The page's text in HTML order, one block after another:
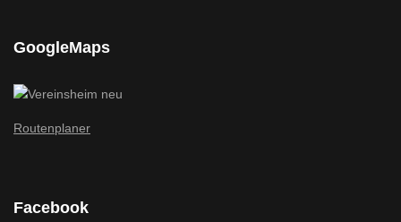
GoogleMaps
Routenplaner
Facebook